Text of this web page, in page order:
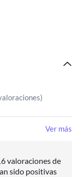
)
Ver más
valoraciones de
sido positivas